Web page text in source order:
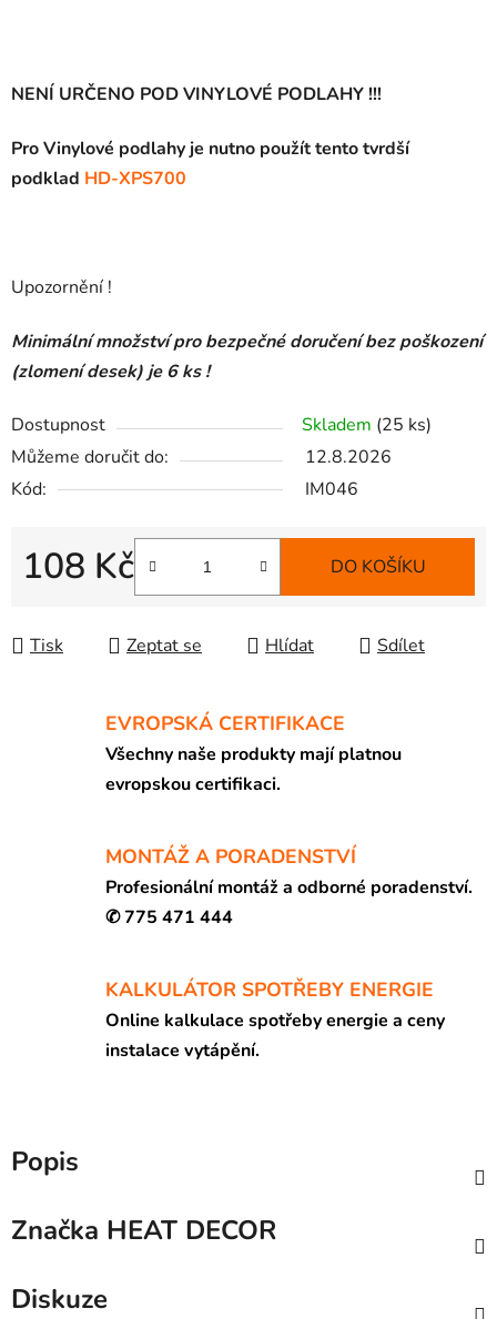
NENÍ URČENO POD VINYLOVÉ PODLAHY !!!
Pro Vinylové podlahy je nutno použíttento tvrdší
podklad HD-XPS700
Upozornění !
Minimální množství pro bezpečné doručení bez poškození
(zlomení desek) je 6 ks !
Dostupnost Skladem (25 ks)
Můžeme doručit do:
12.8.2026
Kód:
IM046
108 Kč DO KOŠÍKU
Tisk Zeptat se Hlídat Sdílet
EVROPSKÁ CERTIFIKACE
Všechny naše produkty mají platnou
evropskou certifikaci.
MONTÁŽ A PORADENSTVÍ
Profesionální montáž a odborné poradenství.
✆ 775 471 444
KALKULÁTOR SPOTŘEBY ENERGIE
Online kalkulace spotřeby energie a ceny
instalace vytápění.
Popis
Značka HEAT DECOR
Diskuze